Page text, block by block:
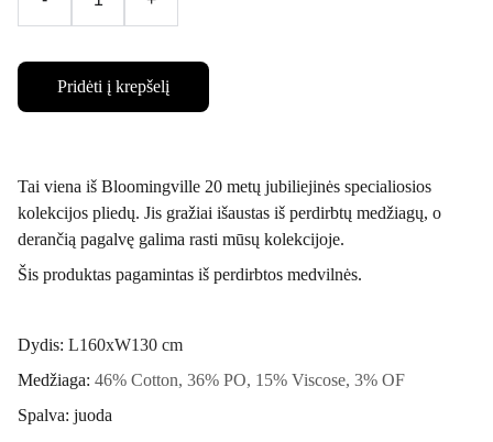
Pridėti į krepšelį
Tai viena iš Bloomingville 20 metų jubiliejinės specialiosios
kolekcijos pliedų. Jis gražiai išaustas iš perdirbtų medžiagų, o
derančią pagalvę galima rasti mūsų kolekcijoje.
Šis produktas pagamintas iš perdirbtos medvilnės.
Dydis: L160xW130 cm
Medžiaga: 46% Cotton, 36% PO, 15% Viscose, 3% OF
Spalva: juoda